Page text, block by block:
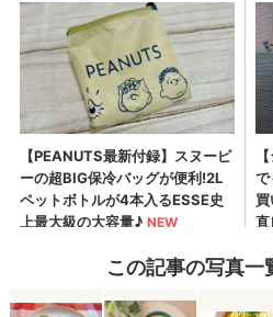
この記事の写真一